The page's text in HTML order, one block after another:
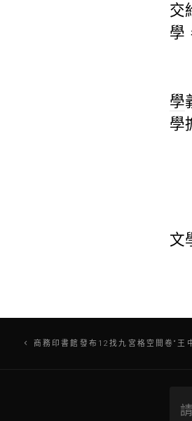
交
學
學
學
文
文商務印書館發布12找九宮格空間卷“王